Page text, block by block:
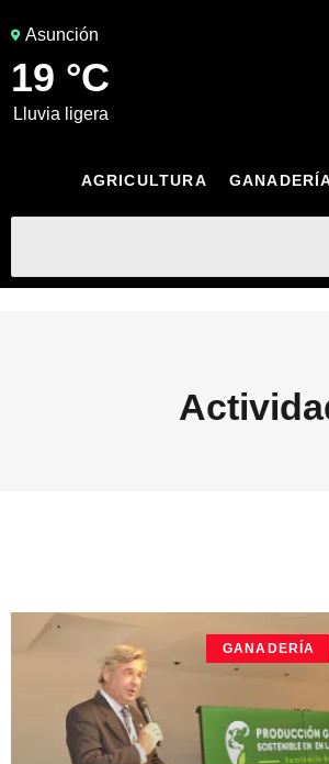
Asunción
19 °C
lluvia ligera
AGRICULTURA
GANADERÍA